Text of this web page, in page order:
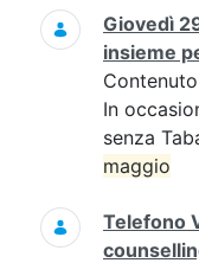
Giovedì
insieme
In
senza
maggio
Telefono